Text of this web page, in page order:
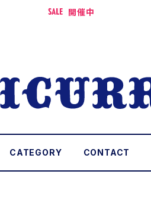
開催中
CATEGORY CONTACT